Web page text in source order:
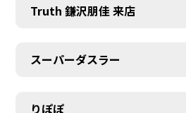
Truth 鎌沢朋佳 来店
スーパーダスラー
りぽぽ